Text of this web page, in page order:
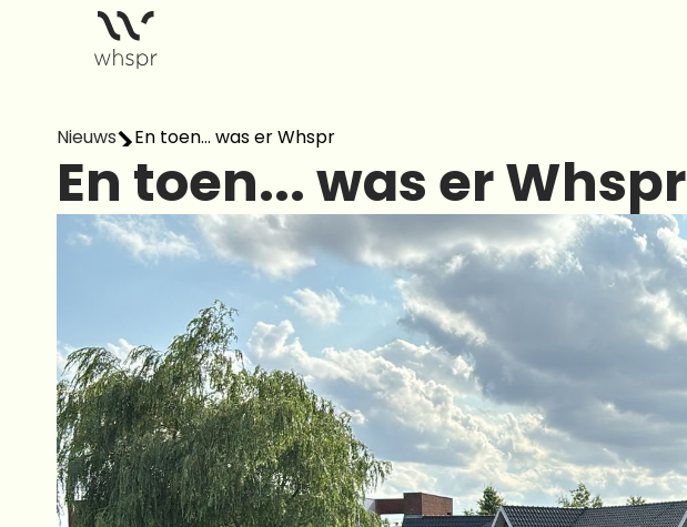
Pricing
PRODUCT
Design
Publish
Blog
Careers
Docs
Nieuws En toen... was er Whspr
En toen... was er Whspr